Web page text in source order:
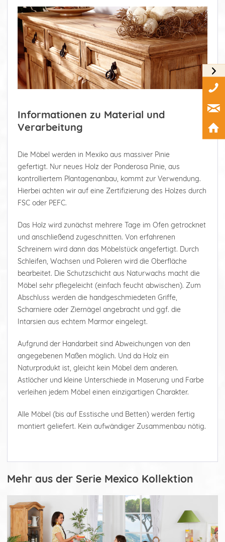
Informationen zu Material und
Verarbeitung
Die Möbel werden in Mexiko aus massiver Pinie
gefertigt. Nur neues Holz der Ponderosa Pinie, aus
kontrolliertem Plantagenanbau, kommt zur Verwendung.
Hierbei achten wir auf eine Zertifizierung des Holzes durch
FSC oder PEFC.
Das Holz wird zunächst mehrere Tage im Ofen getrocknet
und anschließend zugeschnitten. Von erfahrenen
Schreinern wird dann das Möbelstück angefertigt. Durch
Schleifen, Wachsen und Polieren wird die Oberfläche
bearbeitet. Die Schutzschicht aus Naturwachs macht die
Möbel sehr pflegeleicht (einfach feucht abwischen). Zum
Abschluss werden die handgeschmiedeten Griffe,
Scharniere oder Ziernägel angebracht und ggf. die
Intarsien aus echtem Marmor eingelegt.
Aufgrund der Handarbeit sind Abweichungen von den
angegebenen Maßen möglich. Und da Holz ein
Naturprodukt ist, gleicht kein Möbel dem anderen.
Astlöcher und kleine Unterschiede in Maserung und Farbe
verleihen jedem Möbel einen einzigartigen Charakter.
Alle Möbel (bis auf Esstische und Betten) werden fertig
montiert geliefert. Kein aufwändiger Zusammenbau nötig.
Mehr aus der Serie Mexico Kollektion